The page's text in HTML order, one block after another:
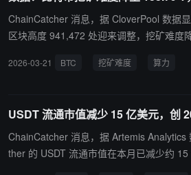
速率下调源于既定链上合约安排，旨在逐
ChainCatcher 消息，据 CloverPool 数据
区块高度 941,472 处迎来调整，挖矿难度
33.51 EH/s，分析显示下次比特币挖矿难度
2026-03-21 BTC 挖矿难度 算力
USDT 流通市值减少 15 亿美元，创
ChainCatcher 消息，据 Artemis Analytics
ther 的 USDT 流通市值在本月已减少约